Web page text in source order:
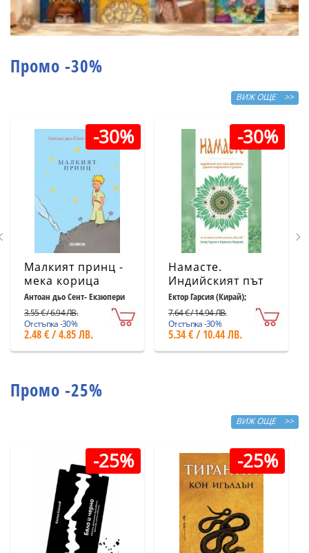
Промо -30%
ВИЖ ОЩЕ >>
-30%
Малкият принц -
мека корица
светлосиня
Антоан дьо Сент- Екзюпери
3.55 € / 6.94 ЛВ.
Отстъпка -30%
2.48 € / 4.85 ЛВ.
-30%
Намасте.
Индийският път
към щастието,
удовлетворението
и успеха
Ектор Гарсия (Кирай);
7.64 € / 14.94 ЛВ.
Отстъпка -30%
5.34 € / 10.44 ЛВ.
Промо -25%
ВИЖ ОЩЕ >>
-25% -25%